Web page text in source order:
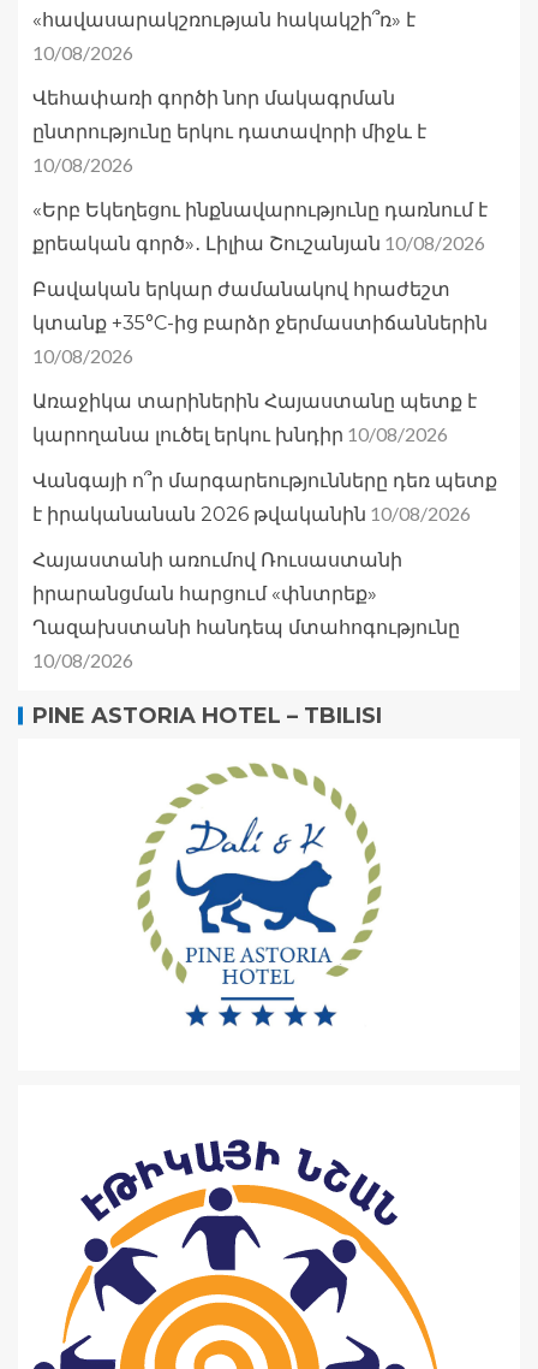
«հավասարակշռության հակակշի՞ռ» է
10/08/2026
Վեհափառի գործի նոր մակագրման
ընտրությունը երկու դատավորի միջև է
10/08/2026
«Երբ Եկեղեցու ինքնավարությունը դառնում է
քրեական գործ»․ Լիլիա Շուշանյան 10/08/2026
Բավական երկար ժամանակով հրաժեշտ
կտանք +35°C-ից բարձր ջերմաստիճաններին
10/08/2026
Առաջիկա տարիներին Հայաստանը պետք է
կարողանա լուծել երկու խնդիր 10/08/2026
Վանգայի ո՞ր մարգարեությունները դեռ պետք
է իրականանան 2026 թվականին 10/08/2026
Հայաստանի առումով Ռուսաստանի
իրարանցման հարցում «փնտրեք»
Ղազախստանի հանդեպ մտահոգությունը
10/08/2026
PINE ASTORIA HOTEL – TBILISI